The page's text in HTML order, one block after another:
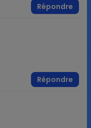
Répondre
Répondre